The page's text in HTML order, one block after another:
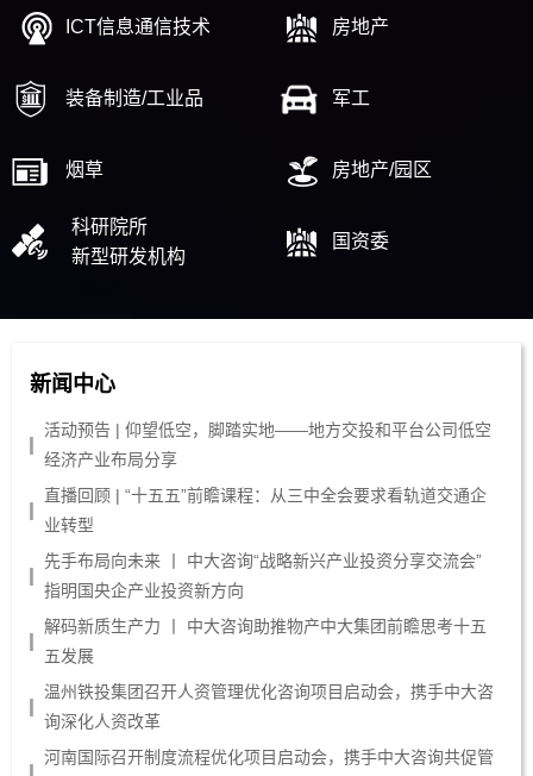
ICT信息通信技术 房地产
装备制造/工业品 军工
烟草 房地产/园区
科研院所
新型研发机构
国资委
新闻中心
活动预告 | 仰望低空，脚踏实地——地方交投和平台公司低空
经济产业布局分享
直播回顾 | “十五五”前瞻课程：从三中全会要求看轨道交通企
业转型
先手布局向未来 丨 中大咨询“战略新兴产业投资分享交流会”
指明国央企产业投资新方向
解码新质生产力 丨 中大咨询助推物产中大集团前瞻思考十五
五发展
温州铁投集团召开人资管理优化咨询项目启动会，携手中大咨
询深化人资改革
河南国际召开制度流程优化项目启动会，携手中大咨询共促管